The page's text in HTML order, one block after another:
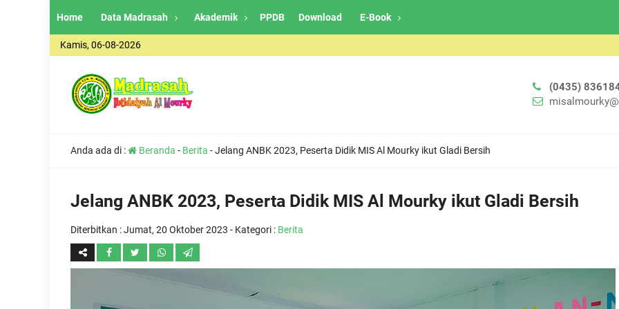
Home Data Madrasah Akademik PPDB Download E-Book
Kamis, 06-08-2026
(0435)
Anda ada di : Beranda - Berita -Jelang ANBK 2023, Peserta Didik MIS Al Mourky ikut Gladi Bersih
Jelang ANBK 2023, Peserta Didik MIS Al Mourky ikut Gladi Bersih
Diterbitkan :Jumat, 20 Oktober 2023 - Kategori : Berita